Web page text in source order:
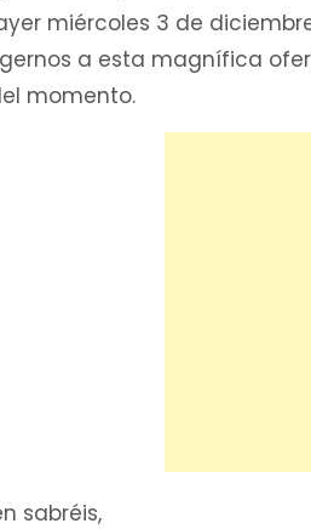
miércoles 3 de
a esta magnífica
momento.
sabréis,